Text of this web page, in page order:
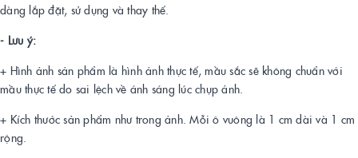
dàng lắp đặt, sử dụng và thay thế.
- Lưu ý:
+ Hình ảnh sản phẩm là hình ảnh thực tế, mầu sắc sẽ không chuẩn với
mầu thực tế do sai lệch về ánh sáng lúc chụp ảnh.
+ Kích thước sản phẩm như trong ảnh. Mỗi ô vuông là 1 cm dài và 1 cm
rộng.